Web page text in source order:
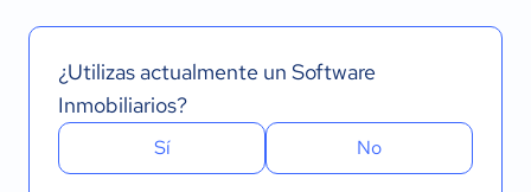
¿Utilizas actualmente un Software
Inmobiliarios?
Sí No